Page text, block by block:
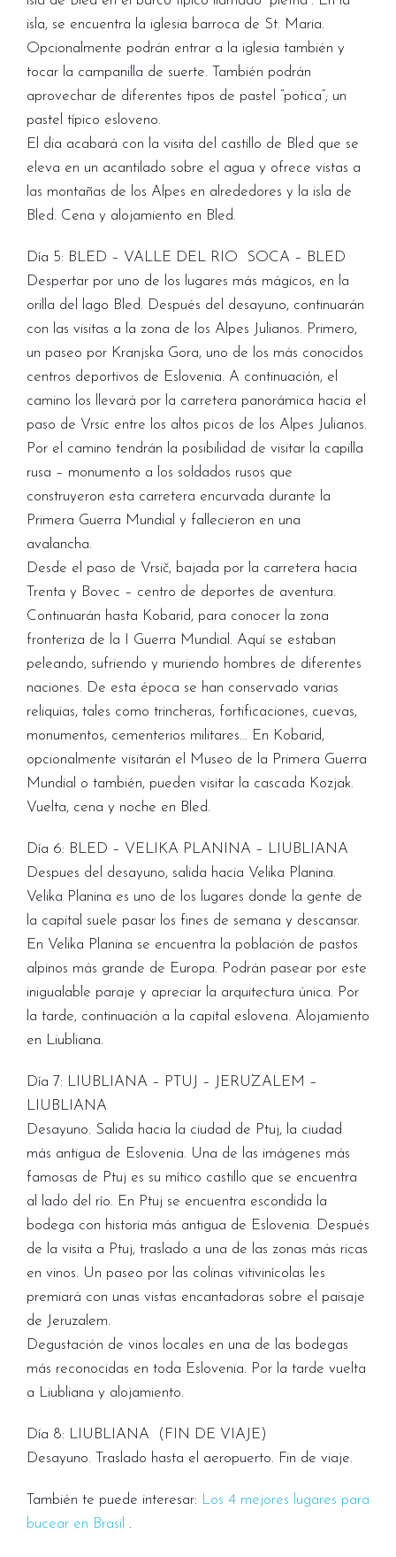
isla, se encuentra la iglesia barroca de St. Maria.
Opcionalmente podrán entrar a la iglesia también y
tocar la campanilla de suerte. También podrán
aprovechar de diferentes tipos de pastel “potica”; un
pastel típico esloveno.
El dia acabará con la visita del castillo de Bled que se
eleva en un acantilado sobre el agua y ofrece vistas a
las montañas de los Alpes en alrededores y la isla de
Bled. Cena y alojamiento en Bled.
Día 5: BLED – VALLE DEL RIO SOCA – BLED
Despertar por uno de los lugares más mágicos, en la
orilla del lago Bled. Después del desayuno, continuarán
con las visitas a la zona de los Alpes Julianos. Primero,
un paseo por Kranjska Gora, uno de los más conocidos
centros deportivos de Eslovenia. A continuación, el
camino los llevará por la carretera panorámica hacia el
paso de Vrsic entre los altos picos de los Alpes Julianos.
Por el camino tendrán la posibilidad de visitar la capilla
rusa – monumento a los soldados rusos que
construyeron esta carretera encurvada durante la
Primera Guerra Mundial y fallecieron en una
avalancha.
Desde el paso de Vrsič, bajada por la carretera hacia
Trenta y Bovec – centro de deportes de aventura.
Continuarán hasta Kobarid, para conocer la zona
fronteriza de la I Guerra Mundial. Aquí se estaban
peleando, sufriendo y muriendo hombres de diferentes
naciones. De esta época se han conservado varias
reliquias, tales como trincheras, fortificaciones, cuevas,
monumentos, cementerios militares… En Kobarid,
opcionalmente visitarán el Museo de la Primera Guerra
Mundial o también, pueden visitar la cascada Kozjak.
Vuelta, cena y noche en Bled.
Día 6: BLED – VELIKA PLANINA – LIUBLIANA
Despues del desayuno, salida hacia Velika Planina.
Velika Planina es uno de los lugares donde la gente de
la capital suele pasar los fines de semana y descansar.
En Velika Planina se encuentra la población de pastos
alpinos más grande de Europa. Podrán pasear por este
inigualable paraje y apreciar la arquitectura única. Por
la tarde, continuación a la capital eslovena. Alojamiento
en Liubliana.
Día 7: LIUBLIANA – PTUJ – JERUZALEM –
LIUBLIANA
Desayuno. Salida hacia la ciudad de Ptuj, la ciudad
más antigua de Eslovenia. Una de las imágenes más
famosas de Ptuj es su mítico castillo que se encuentra
al lado del río. En Ptuj se encuentra escondida la
bodega con historia más antigua de Eslovenia. Después
de la visita a Ptuj, traslado a una de las zonas más ricas
en vinos. Un paseo por las colinas vitivinícolas les
premiará con unas vistas encantadoras sobre el paisaje
de Jeruzalem.
Degustación de vinos locales en una de las bodegas
más reconocidas en toda Eslovenia. Por la tarde vuelta
a Liubliana y alojamiento.
Día 8: LIUBLIANA (FIN DE VIAJE)
Desayuno. Traslado hasta el aeropuerto. Fin de viaje.
También te puede interesar: Los 4 mejores lugares para
bucear en Brasil .